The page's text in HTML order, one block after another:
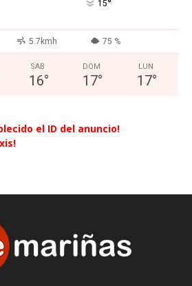
15°
5.7kmh 75 %
SAB
16°
DOM
17°
LUN
17°
el ID del anuncio!